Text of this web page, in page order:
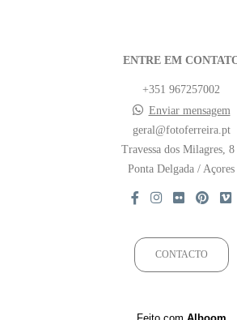
ENTRE EM
+351 967257002
Enviar mensagem
geral@fotoferreira.pt
Travessa dos Milagres, 8
Ponta Delgada / Açores
CONTACTO